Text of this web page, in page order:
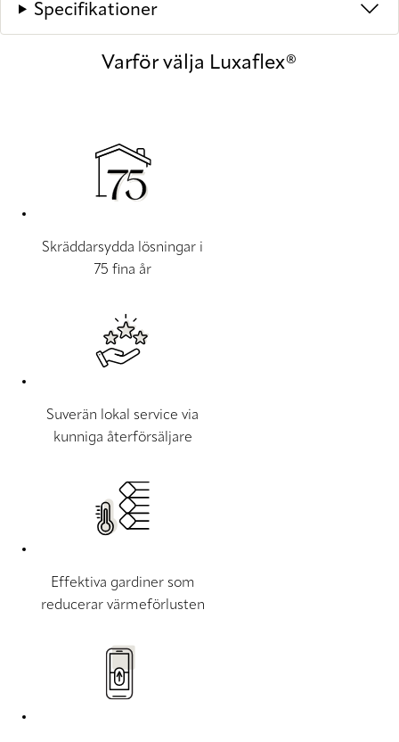
Specifikationer
Varför välja Luxaflex®
Skräddarsydda lösningar i
75 fina år
Suverän lokal service via
kunniga återförsäljare
Effektiva gardiner som
reducerar värmeförlusten